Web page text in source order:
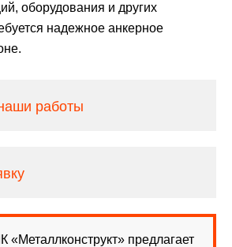
оборудования и других
надежное анкерное
работы
предлагает